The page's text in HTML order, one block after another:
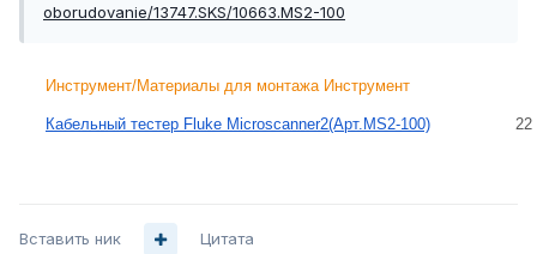
oborudovanie/13747.SKS/10663.MS2-100
Инструмент/Материалы для монтажа Инструмент
Кабельный тестер Fluke Microscanner2(Арт.MS2-100) 22
Вставить ник Цитата